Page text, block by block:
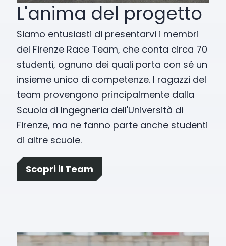
L'anima del progetto
Siamo entusiasti di presentarvi i membri
del Firenze Race Team, che conta circa 70
studenti, ognuno dei quali porta con sé un
insieme unico di competenze. I ragazzi del
team provengono principalmente dalla
Scuola di Ingegneria dell'Università di
Firenze, ma ne fanno parte anche studenti
di altre scuole.
Scopri il Team